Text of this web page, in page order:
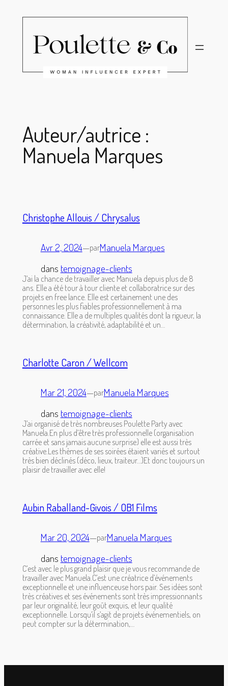
Auteur/autrice :
Manuela Marques
Christophe Allouis / Chrysalus
Avr 2, 2024—parManuela Marques
dans temoignage-clients
J’ai la chance de travailler avec Manuela depuis plus de 8
ans. Elle a été tour à tour cliente et collaboratrice sur des
projets en free lance. Elle est certainement une des
personnes les plus fiables professionnellement à ma
connaissance. Elle a de multiples qualités dont la rigueur, la
détermination, la créativité, adaptabilité et un…
Charlotte Caron / Wellcom
Mar 21, 2024—parManuela Marques
dans temoignage-clients
J’ai organisé de très nombreuses Poulette Party avec
Manuela.En plus d’être très professionnelle (organisation
carrée et sans jamais aucune surprise) elle est aussi très
créative.Les thèmes de ses soirées étaient variés et surtout
très bien déclinés (déco, lieux, traiteur…)Et donc toujours un
plaisir de travailler avec elle!
Aubin Raballand-Givois / OB1 Films
Mar 20, 2024—parManuela Marques
dans temoignage-clients
C’est avec le plus grand plaisir que je vous recommande de
travailler avec Manuela.C’est une créatrice d’événements
exceptionnelle et une influenceuse hors pair. Ses idées sont
très créatives et ses événements sont très impressionnants
par leur originalité, leur goût exquis, et leur qualité
exceptionnelle. Lorsqu’il s’agit de projets événementiels, on
peut compter sur la détermination,…